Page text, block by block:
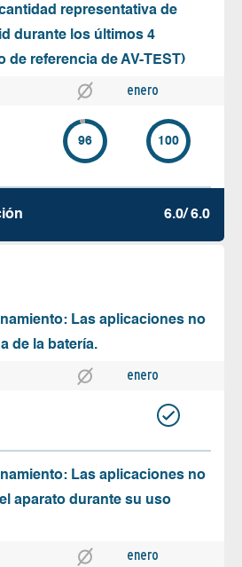
representativa de
durante los últimos 4
de referencia de AV-TEST)
enero
96 100
6.0/ 6.0
Las aplicaciones no
de la batería.
enero
Las aplicaciones no
aparato durante su uso
enero